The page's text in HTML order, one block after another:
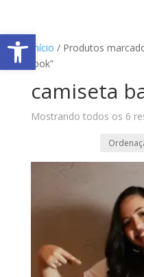
Abrir a barra de ferramentas
Início / Produtos
look”
camiseta
Mostrando todos os 6